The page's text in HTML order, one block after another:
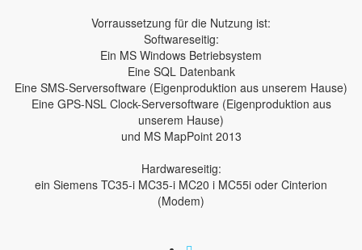
Vorraussetzung für die Nutzung ist:
Softwareseitig:
Ein MS Windows Betriebsystem
Eine SQL Datenbank
Eine SMS-Serversoftware (Eigenproduktion aus unserem Hause)
Eine GPS-NSL Clock-Serversoftware (Eigenproduktion aus
unserem Hause)
und MS MapPoint 2013
Hardwareseitig:
ein Siemens TC35-i MC35-i MC20 i MC55i oder Cinterion
(Modem)